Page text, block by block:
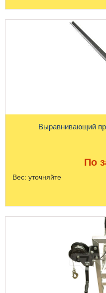
Выравнивающий
По
Вес: уточняйте